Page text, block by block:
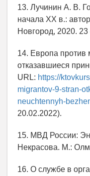
13. Лучинин А. В.
начала ХХ в.:
Новгород, 2020. 23
14. Европа против
отказавшиеся
URL: https://
migrantov-9-stran-
neuchtennyh-
20.02.2022).
15. МВД России:
Некрасова. М.:
16. О службе в